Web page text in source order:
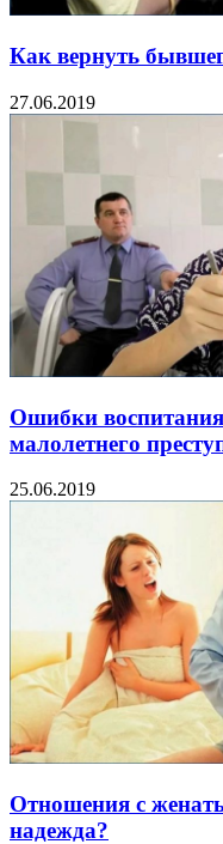
Как вернуть
27.06.2019
Ошибки
малолетнего
25.06.2019
Отношения с
надежда?